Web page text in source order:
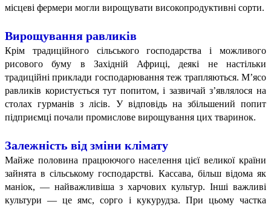
місцеві фермери могли вирощувати високопродуктивні сорти.
Вирощування равликів
Крім традиційного сільського господарства і можливого
рисового буму в Західній Африці, деякі не настільки
традиційні приклади господарювання теж трапляються. М’ясо
равликів користується тут попитом, і зазвичай з’являлося на
столах гурманів з лісів. У відповідь на збільшений попит
підприємці почали промислове вирощування цих тваринок.
Залежність від зміни клімату
Майже половина працюючого населення цієї великої країни
зайнята в сільському господарстві. Кассава, більш відома як
маніок, — найважливіша з харчових культур. Інші важливі
культури — це ямс, сорго і кукурудза. При цьому частка